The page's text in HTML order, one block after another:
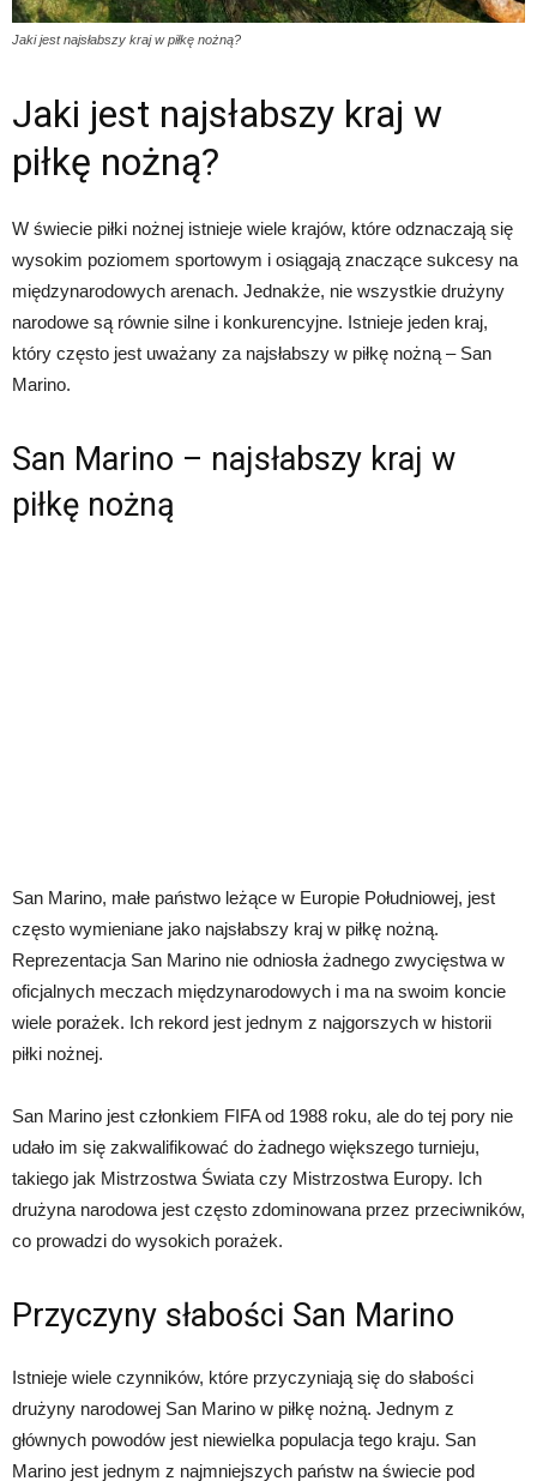
Jaki jest najsłabszy kraj w piłkę nożną?
Jaki jest najsłabszy kraj w
piłkę nożną?
W świecie piłki nożnej istnieje wiele krajów, które odznaczają się
wysokim poziomem sportowym i osiągają znaczące sukcesy na
międzynarodowych arenach. Jednakże, nie wszystkie drużyny
narodowe są równie silne i konkurencyjne. Istnieje jeden kraj,
który często jest uważany za najsłabszy w piłkę nożną – San
Marino.
San Marino – najsłabszy kraj w
piłkę nożną
San Marino, małe państwo leżące w Europie Południowej, jest
często wymieniane jako najsłabszy kraj w piłkę nożną.
Reprezentacja San Marino nie odniosła żadnego zwycięstwa w
oficjalnych meczach międzynarodowych i ma na swoim koncie
wiele porażek. Ich rekord jest jednym z najgorszych w historii
piłki nożnej.
San Marino jest członkiem FIFA od 1988 roku, ale do tej pory nie
udało im się zakwalifikować do żadnego większego turnieju,
takiego jak Mistrzostwa Świata czy Mistrzostwa Europy. Ich
drużyna narodowa jest często zdominowana przez przeciwników,
co prowadzi do wysokich porażek.
Przyczyny słabości San Marino
Istnieje wiele czynników, które przyczyniają się do słabości
drużyny narodowej San Marino w piłkę nożną. Jednym z
głównych powodów jest niewielka populacja tego kraju. San
Marino jest jednym z najmniejszych państw na świecie pod